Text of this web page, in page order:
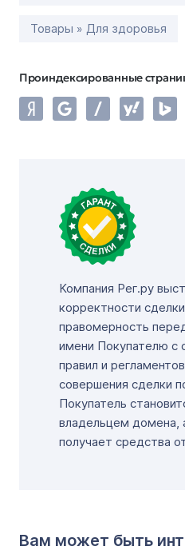
Товары » Для здоровья
Проиндексированные
Компания Рег.ру
корректности
правомерность
имени Покупателю с
правил и
совершения сделки
Покупатель
владельцем домена,
получает средства
Вам может быть